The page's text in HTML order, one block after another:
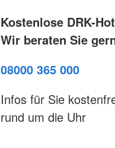
Kostenlose DRK-
Wir beraten Sie
08000 365 000
Infos für Sie
rund um die Uhr